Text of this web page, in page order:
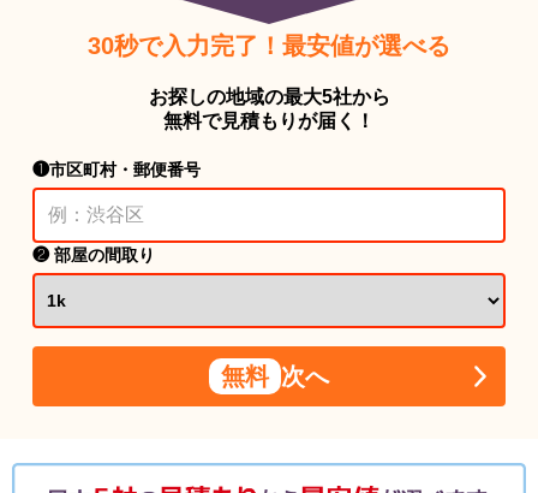
30秒で入力完了！最安値が選べる
お探しの地域の最大5社から
無料で見積もりが届く！
❶市区町村・郵便番号
❷ 部屋の間取り
無料 次へ